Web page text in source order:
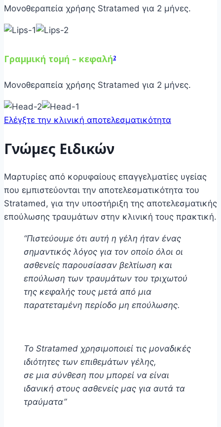
Μονοθεραπεία χρήσης Stratamed για 2 μήνες.
Γραμμική τομή – κεφαλή2
Μονοθεραπεία χρήσης Stratamed για 2 μήνες.
Ελέγξτε την κλινική αποτελεσματικότητα
Γνώμες Ειδικών
Μαρτυρίες από κορυφαίους επαγγελματίες υγείας
που εμπιστεύονται την αποτελεσματικότητα του
Stratamed, για την υποστήριξη της αποτελεσματικής
επούλωσης τραυμάτων στην κλινική τους πρακτική.
“Πιστεύουμε ότι αυτή η γέλη ήταν ένας
σημαντικός λόγος για τον οποίο όλοι οι
ασθενείς παρουσίασαν βελτίωση και
επούλωση των τραυμάτων του τριχωτού
της κεφαλής τους μετά από μια
παρατεταμένη περίοδο μη επούλωσης.
Το Stratamed χρησιμοποιεί τις μοναδικές
ιδιότητες των επιθεμάτων γέλης,
σε μια σύνθεση που μπορεί να είναι
ιδανική στους ασθενείς μας για αυτά τα
τραύματα”